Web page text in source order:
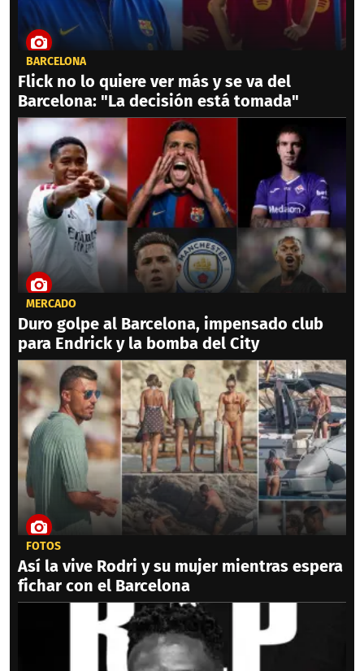
BARCELONA
Flick no lo quiere ver más y se va del
Barcelona: "La decisión está tomada"
MERCADO
Duro golpe al Barcelona, impensado club
para Endrick y la bomba del City
FOTOS
Así la vive Rodri y su mujer mientras espera
fichar con el Barcelona